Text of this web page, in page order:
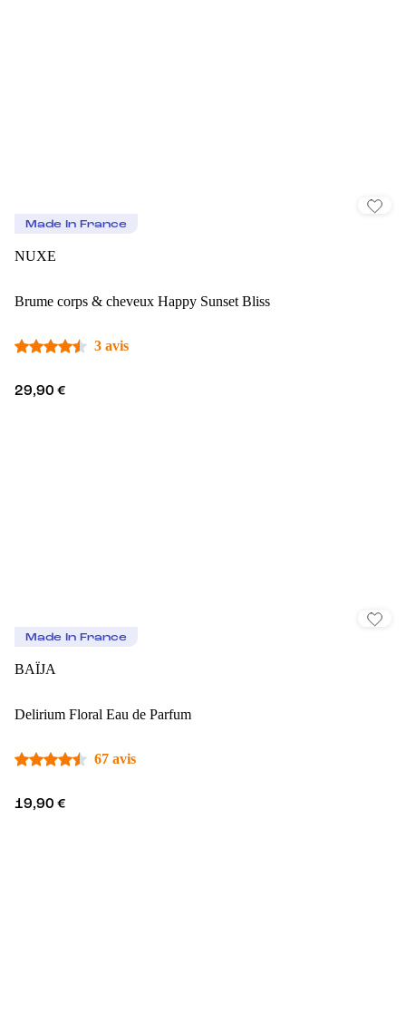
Made In France
NUXE
Brume corps & cheveux Happy Sunset Bliss
3 avis
29,90 €
Made In France
BAÏJA
Delirium Floral Eau de Parfum
67 avis
19,90 €